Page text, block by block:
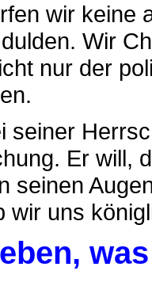
wir keine
Wir
nur der
seiner
Er will,
seinen
wir uns